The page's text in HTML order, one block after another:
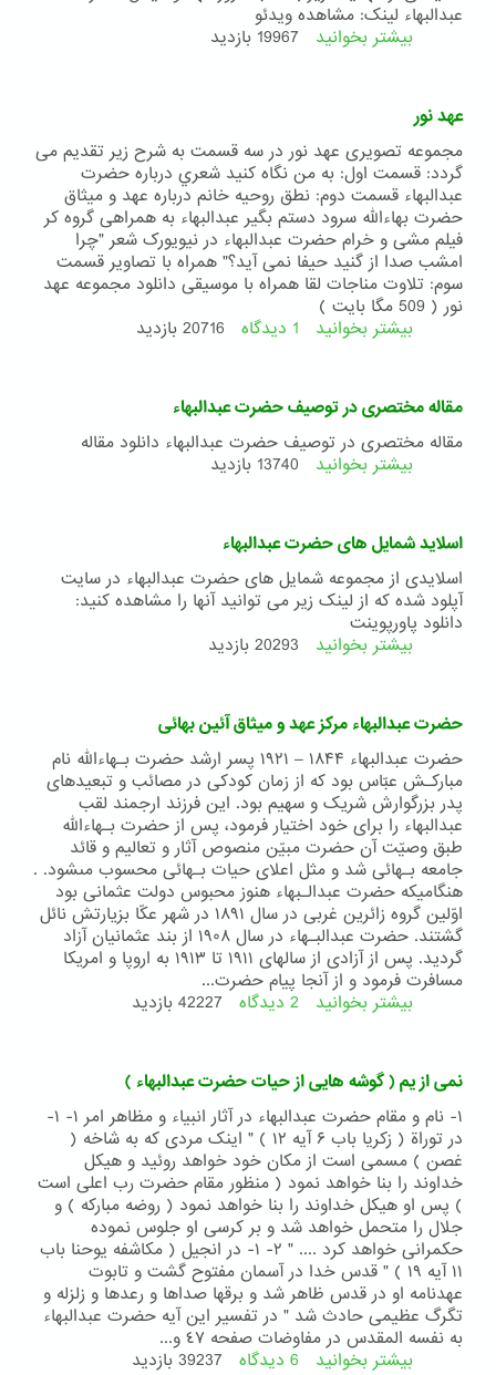
عبدالبهاء لینک: مشاهده ویدئو
بیشتر بخوانید درباره
19967 بازدید
عهد نور
مجموعه تصویری عهد نور در سه قسمت به شرح زیر تقدیم می
گردد: قسمت اول: به من نگاه کنيد شعري درباره حضرت
عبدالبهاء قسمت دوم: نطق روحیه خانم درباره عهد و میثاق
حضرت بهاءالله سرود دستم بگیر عبدالبهاء به همراهی گروه کر
فیلم مشی و خرام حضرت عبدالبهاء در نیویورک شعر "چرا
امشب صدا از گنید حیفا نمی آید؟" همراه با تصاویر قسمت
سوم: تلاوت مناجات لقا همراه با موسیقی دانلود مجموعه عهد
نور ( 509 مگا بایت )
بیشتر بخوانید درباره
1 دیدگاه 20716 بازدید
مقاله مختصری در توصیف حضرت عبدالبهاء
مقاله مختصری در توصیف حضرت عبدالبهاء دانلود مقاله
بیشتر بخوانید درباره
در
توصیف
حضرت
عبدالبهاء
13740 بازدید
اسلاید شمایل های حضرت عبدالبهاء
اسلایدی از مجموعه شمایل های حضرت عبدالبهاء در سایت
آپلود شده که از لینک زیر می توانید آنها را مشاهده کنید:
دانلود پاورپوینت
بیشتر بخوانید درباره
های
حضرت
عبدالبهاء
20293 بازدید
حضرت عبدالبهاء مرکز عهد و میثاق آئین بهائی
حضرت عبدالبهاء ۱۸۴۴ – ۱۹۲۱ پسر ارشد حضرت بـهاءالله نام
مبارکـش عبّاس بود که از زمان کودکى در مصائب و تبعيدهاى
پدر بزرگوارش شريک و سهيم بود. اين فرزند ارجمند لقب
عبدالبهاء را براى خود اختيار فرمود، پس از حضرت بـهاءالله
طبق وصيّت آن حضرت مبيّن منصوص آثار و تعاليم و قائد
جامعه بـهائى شد و مثل اعلاى حيات بـهائى محسوب مىشود. .
هنگاميکه حضرت عبدالـبهاء هنوز محبوس دولت عثمانى بود
اوّلين گروه زائرين غربى در سال ۱۸۹۱ در شهر عکّا بزيارتش نائل
گشتند. حضرت عبدالبـهاء در سال ۱۹۰۸ از بند عثمانيان آزاد
گرديد. پس از آزادى از سالهاى ۱۹۱۱ تا ۱۹۱۳ به اروپا و امريکا
مسافرت فرمود و از آنجا پيام حضرت...
بیشتر بخوانید درباره
مرکز
عهد
و
میثاق
آئین
بهائی
2 دیدگاه 42227 بازدید
نمی از یم ( گوشه هایی از حیات حضرت عبدالبهاء )
١- نام و مقام حضرت عبدالبهاء در آثار انبیاء و مظاهر امر ۱- ١-
در توراة ( زکریا باب ۶ آیه ۱۲ ) " اینک مردی که به شاخه (
غصن ) مسمی است از مکان خود خواهد روئید و هیکل
خداوند را بنا خواهد نمود ( منظور مقام حضرت رب اعلی است
) پس او هیکل خداوند را بنا خواهد نمود ( روضه مبارکه ) و
جلال را متحمل خواهد شد و بر کرسی او جلوس نموده
حکمرانی خواهد کرد .... " ۲- ١- در انجیل ( مکاشفه یوحنا باب
۱۱ آیه ۱۹ ) " قدس خدا در آسمان مفتوح گشت و تابوت
عهدنامه او در قدس ظاهر شد و برقها صداها و رعدها و زلزله و
تگرگ عظیمی حادث شد " در تفسیر این آیه حضرت عبدالبهاء
به نفسه المقدس در مفاوضات صفحه ٤٧ و...
بیشتر بخوانید درباره
6 دیدگاه 39237 بازدید